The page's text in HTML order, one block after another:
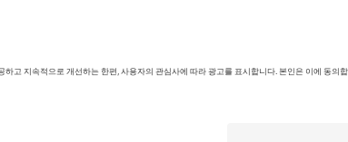
53-55, 1606 Sofia, Bulgaria
Cuauhtémoc, 06700 Ciudad de México, CDMX, Mexico